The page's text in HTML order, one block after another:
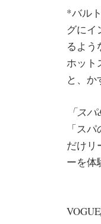
*バル
グにイ
るよう
ホット
と、か
「ス
「ス
だけリ
ーを体